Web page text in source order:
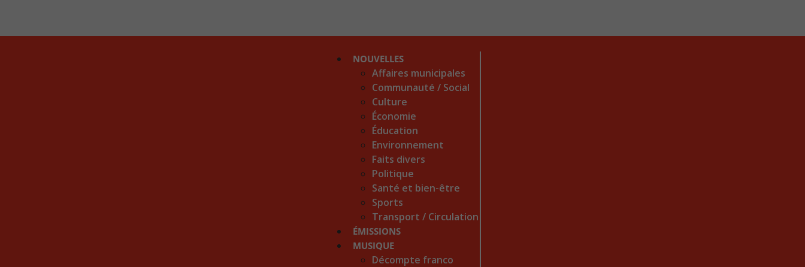
NOUVELLES
Affaires municipales
Communauté / Social
Culture
Économie
Éducation
Environnement
Faits divers
Politique
Santé et bien-être
Sports
Transport / Circulation
ÉMISSIONS
MUSIQUE
Décompte franco